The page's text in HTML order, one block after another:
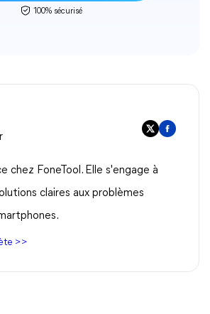
100% sécurisé
chez FoneTool. Elle s'engage à
claires aux problèmes
>>